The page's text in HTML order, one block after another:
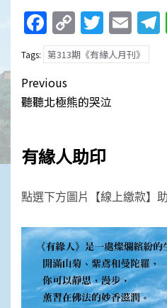
Facebook
Copy
Link
Tags: 第313期《有緣人月刊》
Post
navigation
Previous
聽聽北極熊的哭泣
有緣人助印
點選下方圖片【線上繳款】